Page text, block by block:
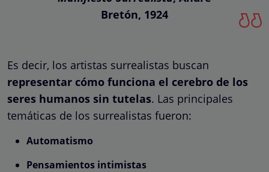
Bretón, 1924
Es decir, los artistas surrealistas buscan
representar cómo funciona el cerebro de los
seres humanos sin tutelas. Las principales
temáticas de los surrealistas fueron:
Automatismo
Pensamientos intimistas